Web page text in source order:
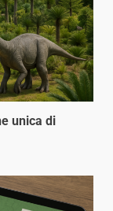
unica di